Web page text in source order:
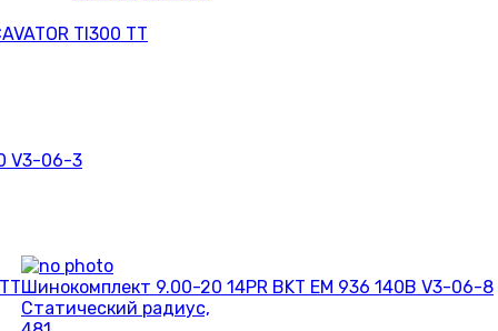
TI300 TT
V3-06-3
Шинокомплект 9.00-20 14PR BKT EM 936 140B V3-06-8
Статический радиус,